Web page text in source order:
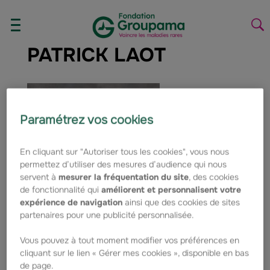
Aller à la navigation
AFFICHER/MASQUER
MENU
PATRICK LAOT
Paramétrez vos cookies
En cliquant sur "Autoriser tous les cookies", vous nous
permettez d’utiliser des mesures d’audience qui nous
servent àmesurer la fréquentation du site, des cookies
de fonctionnalité quiaméliorent et personnalisent votre
expérience de navigation ainsi que des cookies de sites
partenaires pour une publicité personnalisée.
Vous pouvez à tout moment modifier vos préférences en
cliquant sur le lien « Gérer mes cookies », disponible en bas
de page.